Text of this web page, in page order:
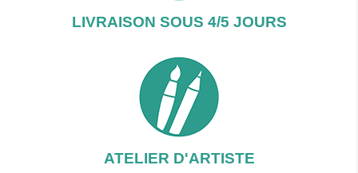
LIVRAISON SOUS 4/5 JOURS
ATELIER D'ARTISTE